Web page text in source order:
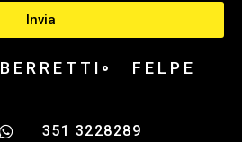
Invia
BERRETTI FELPE
351 3228289